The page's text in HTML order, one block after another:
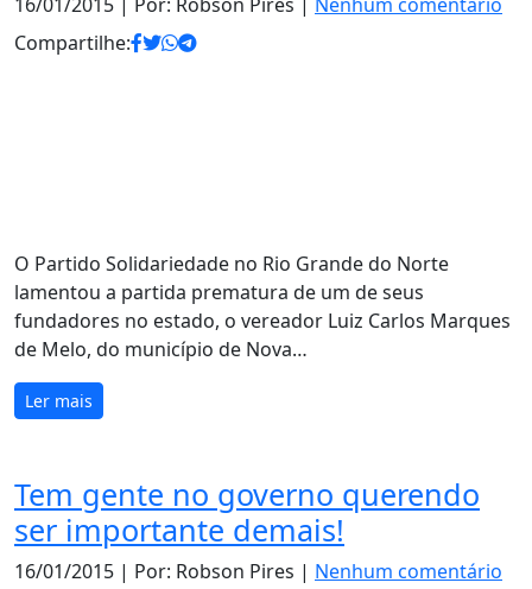
Compartilhe:
O Partido Solidariedade no Rio Grande do Norte
lamentou a partida prematura de um de seus
fundadores no estado, o vereador Luiz Carlos Marques
de Melo, do município de Nova…
Ler mais
Tem gente no governo querendo
ser importante demais!
16/01/2015 | Por: Robson Pires | Nenhum comentário